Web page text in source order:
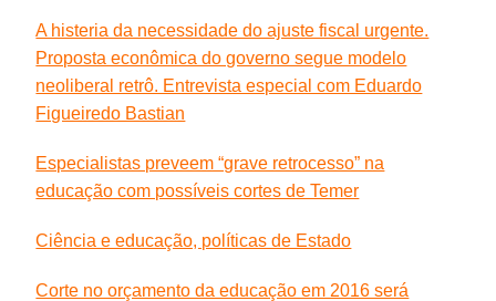
A histeria da necessidade do ajuste fiscal urgente.
Proposta econômica do governo segue modelo
neoliberal retrô. Entrevista especial com Eduardo
Figueiredo Bastian
Especialistas preveem “grave retrocesso” na
educação com possíveis cortes de Temer
Ciência e educação, políticas de Estado
Corte no orçamento da educação em 2016 será